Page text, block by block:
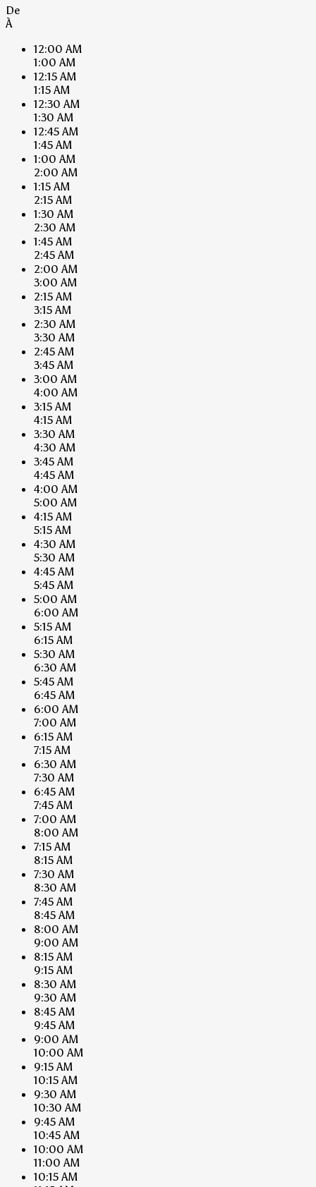
De
À
12:00 AM
1:00 AM
12:15 AM
1:15 AM
12:30 AM
1:30 AM
12:45 AM
1:45 AM
1:00 AM
2:00 AM
1:15 AM
2:15 AM
1:30 AM
2:30 AM
1:45 AM
2:45 AM
2:00 AM
3:00 AM
2:15 AM
3:15 AM
2:30 AM
3:30 AM
2:45 AM
3:45 AM
3:00 AM
4:00 AM
3:15 AM
4:15 AM
3:30 AM
4:30 AM
3:45 AM
4:45 AM
4:00 AM
5:00 AM
4:15 AM
5:15 AM
4:30 AM
5:30 AM
4:45 AM
5:45 AM
5:00 AM
6:00 AM
5:15 AM
6:15 AM
5:30 AM
6:30 AM
5:45 AM
6:45 AM
6:00 AM
7:00 AM
6:15 AM
7:15 AM
6:30 AM
7:30 AM
6:45 AM
7:45 AM
7:00 AM
8:00 AM
7:15 AM
8:15 AM
7:30 AM
8:30 AM
7:45 AM
8:45 AM
8:00 AM
9:00 AM
8:15 AM
9:15 AM
8:30 AM
9:30 AM
8:45 AM
9:45 AM
9:00 AM
10:00 AM
9:15 AM
10:15 AM
9:30 AM
10:30 AM
9:45 AM
10:45 AM
10:00 AM
11:00 AM
10:15 AM